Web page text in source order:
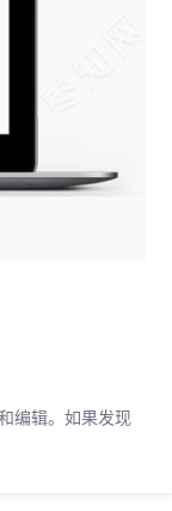
编辑。如果发现